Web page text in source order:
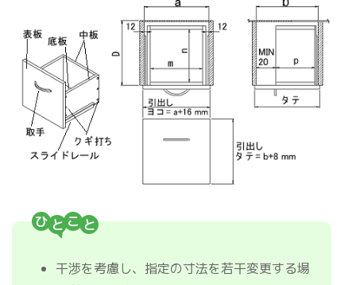
ひ こ
干渉を考慮し、指定の寸法を若干変更する場